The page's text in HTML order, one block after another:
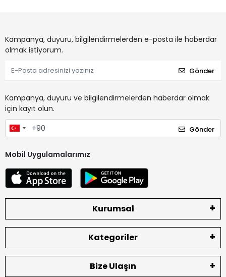
Kampanya, duyuru, bilgilendirmelerden e-posta ile haberdar
olmak istiyorum.
Gönder
Kampanya, duyuru ve bilgilendirmelerden haberdar olmak
için kayıt olun.
Gönder
Mobil Uygulamalarımız
Kurumsal
Kategoriler
Bize Ulaşın